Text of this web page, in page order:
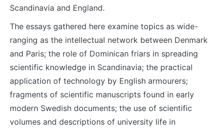
Scandinavia and England.
The essays gathered here examine topics as wide-
ranging as the intellectual network between Denmark
and Paris; the role of Dominican friars in spreading
scientific knowledge in Scandinavia; the practical
application of technology by English armourers;
fragments of scientific manuscripts found in early
modern Swedish documents; the use of scientific
volumes and descriptions of university life in